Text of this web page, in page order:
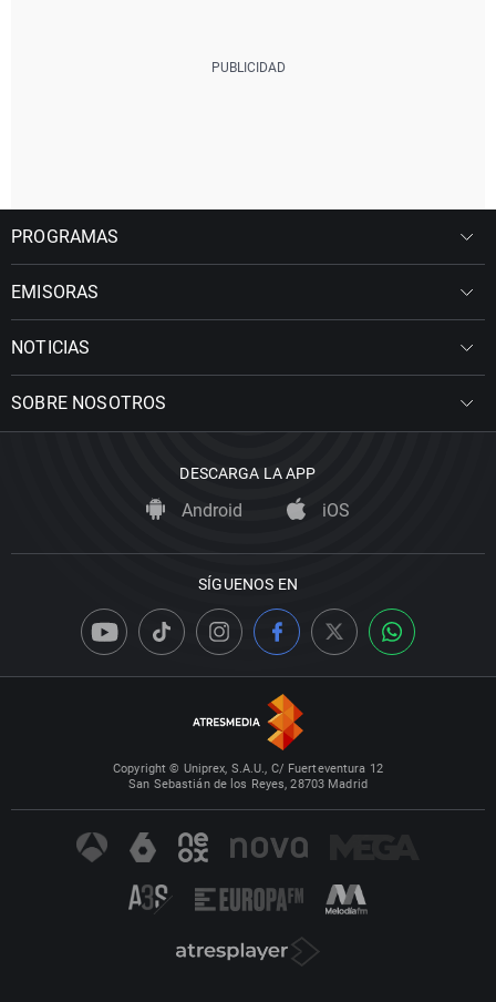
PROGRAMAS
EMISORAS
NOTICIAS
SOBRE NOSOTROS
DESCARGA LA APP
Android iOS
SÍGUENOS EN
Copyright © Uniprex, S.A.U., C/ Fuerteventura 12
San Sebastián de los Reyes, 28703 Madrid